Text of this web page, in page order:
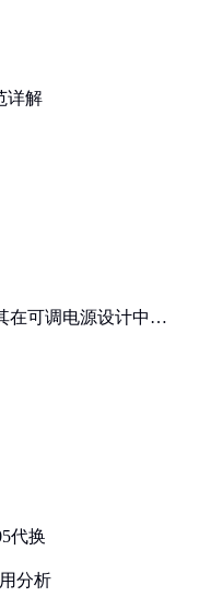
详解
在可调电源设计中的
代换
分析